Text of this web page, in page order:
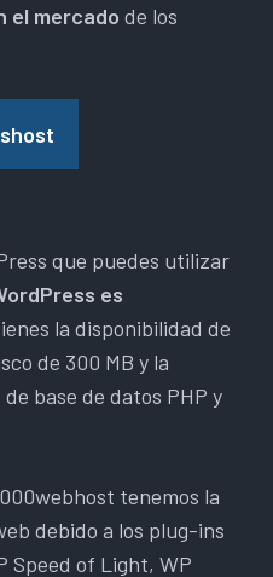
el mercado de los
que puedes utilizar
es
la disponibilidad de
de 300 MB y la
base de datos PHP y
tenemos la
debido a los plug-ins
Speed of Light, WP